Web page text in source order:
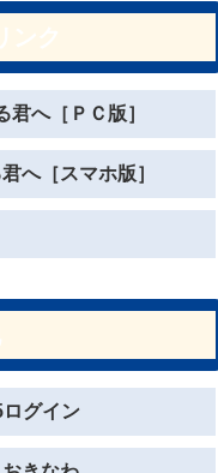
君へ［ＰＣ版］
へ［スマホ版］
グイン